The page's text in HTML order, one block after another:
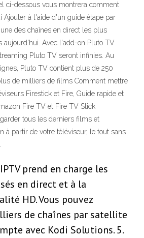
ci-dessous vous montrera comment
Ajouter à l'aide d'un guide étape par
des chaînes en direct les plus
aujourd'hui. Avec l'add-on Pluto TV
Pluto TV seront infinies. Au
Pluto TV contient plus de 250
de milliers de films Comment mettre
Firestick et Fire, Guide rapide et
Fire TV et Fire TV Stick
tous les derniers films et
à partir de votre téléviseur, le tout sans
prend en charge les
en direct et à la
HD. Vous pouvez
de chaînes par satellite
avec Kodi Solutions. 5.